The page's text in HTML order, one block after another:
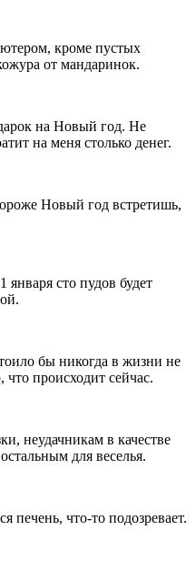
кроме пустых
от мандаринок.
на Новый год. Не
на меня столько денег.
Новый год встретишь,
сто пудов будет
бы никогда в жизни не
что происходит сейчас.
неудачникам в качестве
для веселья.
печень, что-то подозревает.